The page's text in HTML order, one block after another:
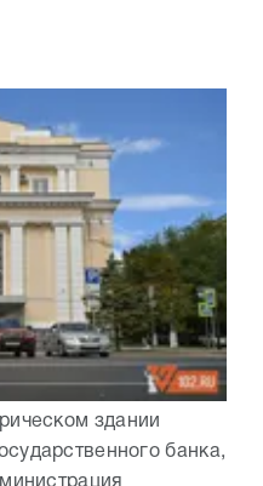
здании
банка,